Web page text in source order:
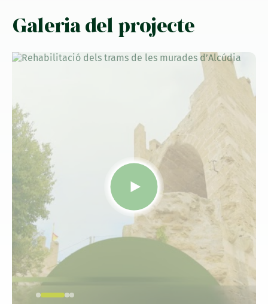
Galeria del projecte